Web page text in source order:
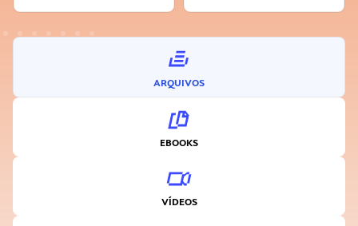
ARQUIVOS
EBOOKS
VÍDEOS